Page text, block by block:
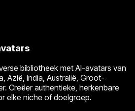
bibliotheek met AI-avatars van
Azië, India, Australië, Groot-
Creëer authentieke, herkenbare
elke niche of doelgroep.